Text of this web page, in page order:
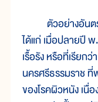
ตัวอย่างอันตร
ได้แก่ เมื่อปลายปี
เรื้อรัง หรือที่เรียก
นครศรีธรรมราช
ของโรคผิวหนัง เนื่